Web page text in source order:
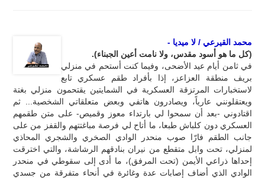
محمد القيرعي / لا ميديا -
(كل ما هو أسود مقدس، ولا نامت أعين الجبناء).
في ثامن أيام عيد الأضحى، وفيما كنت أستحم في منزلي
بريف منطقة العزاعز، إذا بأفراد طقم عسكري تابع
لاستخبارات المرتزقة العسكرية في الشمايتين يقتحمون منزلي بغتة
ويعتقلونني عارياً، ويصادرون هاتفي وبعض متعلقاتي الشخصية... ثم
اقتادوني -بعد أن سمحوا لي بارتداء معوز وقميص- على متن طقمهم
العسكري دون كلباش طبعا، ما أتاح لي فرصة مباغتتهم والقفز من على
جانب الطقم فارّا صوب منحدر الوادي الصخري والشجري المحاذي
لمنزلي، تحت وابل متقطع من نيران بنادقهم الرشاشة، والتي اخترقت
إحداها ذراعي الأيمن (تحت المرفق)، ما أدى إلى سقوطي في منحدر
الوادي الذي أضاف إصابات عدة وغائرة في أنحاء متفرقة من جسدي